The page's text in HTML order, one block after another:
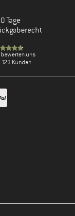
Tage
bewerten uns
Kunden